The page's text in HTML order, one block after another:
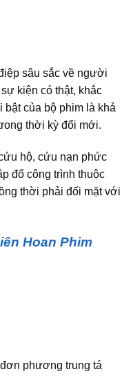
sâu sắc về người
kiện có thật, khắc
của bộ phim là khả
thời kỳ đổi mới.
hộ, cứu nạn phức
đổ công trình thuộc
thời phải đối mặt với
Hoan Phim
phương trung tá